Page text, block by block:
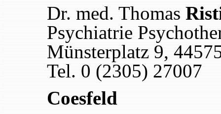
Dr. med. Thomas
Psychiatrie
Münsterplatz 9,
Tel. 0 (2305) 27007
Coesfeld